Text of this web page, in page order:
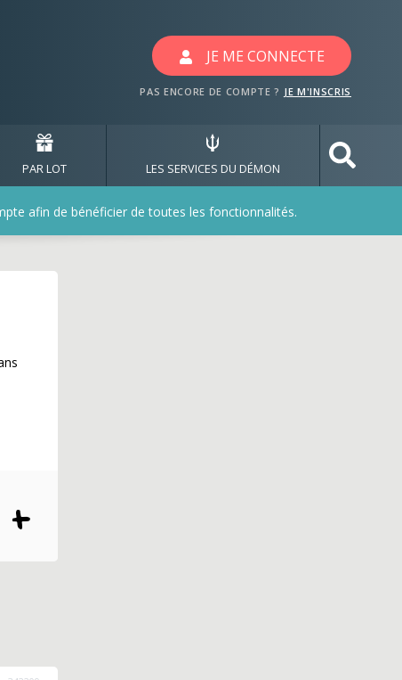
JE ME CONNECTE
PAS ENCORE DE COMPTE ? JE M'INSCRIS
PAR LOT LES SERVICES DU DÉMON
afin de bénéficier de toutes les fonctionnalités.